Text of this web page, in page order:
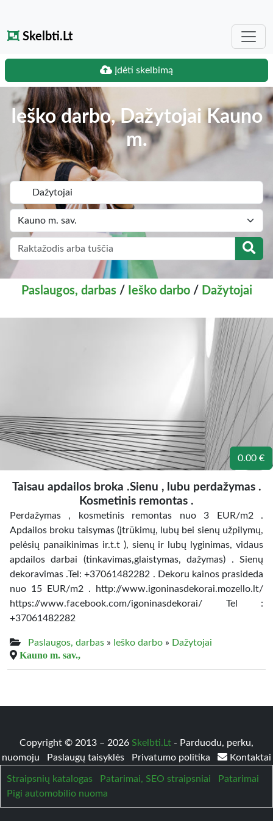
Skelbti.Lt
Įdėti skelbimą
Ieško darbo, Dažytojai Kauno
m.
Paslaugos, darbas/ Ieško darbo/ Dažytojai
0.00 €
Taisau apdailos broka .Sienu , lubu perdažymas .
Kosmetinis remontas .
Perdažymas , kosmetinis remontas nuo 3 EUR/m2 .
Apdailos broku taisymas (įtrūkimų, lubų bei sienų užpilymų,
pelėsių panaikinimas ir.t.t ), sienų ir lubų lyginimas, vidaus
apdailos darbai (tinkavimas,glaistymas, dažymas) . Sienų
dekoravimas .Tel: +37061482282 . Dekoru kainos prasideda
nuo 15 EUR/m2 . http://www.igoninasdekorai.mozello.lt/
https://www.facebook.com/igoninasdekorai/ Tel :
+37061482282
Paslaugos, darbas » Ieško darbo » Dažytojai
Kauno m. sav.,
Copyright © 2013 – 2026 Skelbti.Lt - Parduodu, perku,
nuomoju
Paslaugų taisyklės Privatumo politika Kontaktai
Straipsnių katalogas Patarimai, SEO straipsniai
Patarimai
Pigi automobilio nuoma